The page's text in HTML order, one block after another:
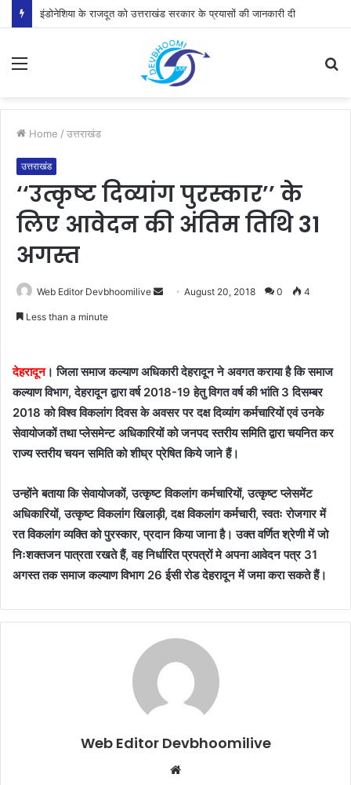
इंडोनेशिया के राजदूत को उत्तराखंड सरकार के प्रयासों की जानकारी दी
Menu
Home / उत्तराखंड
उत्तराखंड
‘‘उत्कृष्ट दिव्यांग पुरस्कार’’ के
लिए आवेदन की अंतिम तिथि 31
अगस्त
Web Editor Devbhoomilive
SendAugust 20, 2018 0 4
Less than a minute
देहरादून। जिला समाज कल्याण अधिकारी देहरादून ने अवगत कराया है कि समाज
कल्याण विभाग, देहरादून द्वारा वर्ष 2018-19 हेतु विगत वर्ष की भांति 3 दिसम्बर
2018 को विश्व विकलांग दिवस के अवसर पर दक्ष दिव्यांग कर्मचारियों एवं उनके
सेवायोजकों तथा प्लेसमेन्ट अधिकारियों को जनपद स्तरीय समिति द्वारा चयनित कर
राज्य स्तरीय चयन समिति को शीघ्र प्रेषित किये जाने हैं।
उन्होंने बताया कि सेवायोजकों, उत्कृष्ट विकलांग कर्मचारियों, उत्कृष्ट प्लेसमेंट
अधिकारियों, उत्कृष्ट विकलांग खिलाड़ी, दक्ष विकलांग कर्मचारी, स्वतः रोजगार में
रत विकलांग व्यक्ति को पुरस्कार, प्रदान किया जाना है। उक्त वर्णित श्रेणी में जो
निःशक्तजन पात्रता रखते हैं, वह निर्धारित प्रपत्रों मे अपना आवेदन पत्र 31
अगस्त तक समाज कल्याण विभाग 26 ईसी रोड देहरादून में जमा करा सकते हैं।
Web Editor Devbhoomilive
Website